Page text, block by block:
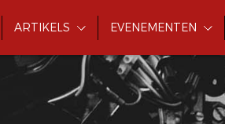
ARTIKELS EVENEMENTEN